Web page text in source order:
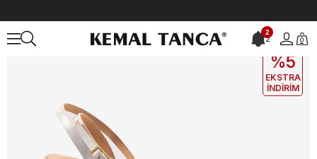
2
2 0
EKLE5
%5
EKSTRA
İNDİRİM